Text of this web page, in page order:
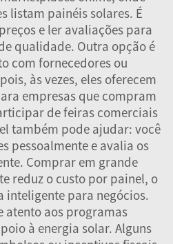
listam painéis solares. É
e ler avaliações para
qualidade. Outra opção é
com fornecedores ou
às vezes, eles oferecem
empresas que compram
de feiras comerciais
também pode ajudar: você
pessoalmente e avalia os
Comprar em grande
reduz o custo por painel, o
inteligente para negócios.
atento aos programas
à energia solar. Alguns